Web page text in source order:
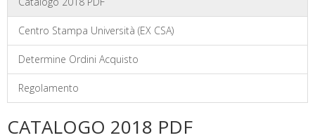
Centro Stampa Università (EX CSA)
Determine Ordini Acquisto
Regolamento
CATALOGO 2018 PDF